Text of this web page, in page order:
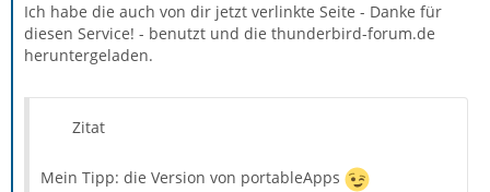
Ich habe die auch von dir jetzt verlinkte Seite - Danke für
diesen Service! - benutzt und die thunderbird-forum.de
heruntergeladen.
Zitat
Mein Tipp: die Version von portableApps